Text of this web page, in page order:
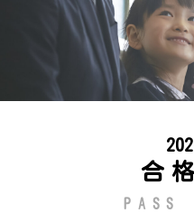
合
PASS